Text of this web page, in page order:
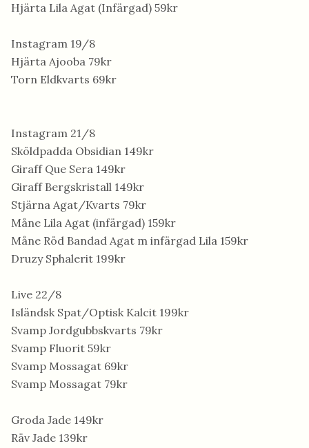
Hjärta Lila Agat (Infärgad) 59kr
Instagram 19/8
Hjärta Ajooba 79kr
Torn Eldkvarts 69kr
Instagram 21/8
Sköldpadda Obsidian 149kr
Giraff Que Sera 149kr
Giraff Bergskristall 149kr
Stjärna Agat/Kvarts 79kr
Måne Lila Agat (infärgad) 159kr
Måne Röd Bandad Agat m infärgad Lila 159kr
Druzy Sphalerit 199kr
Live 22/8
Isländsk Spat/Optisk Kalcit 199kr
Svamp Jordgubbskvarts 79kr
Svamp Fluorit 59kr
Svamp Mossagat 69kr
Svamp Mossagat 79kr
Groda Jade 149kr
Räv Jade 139kr